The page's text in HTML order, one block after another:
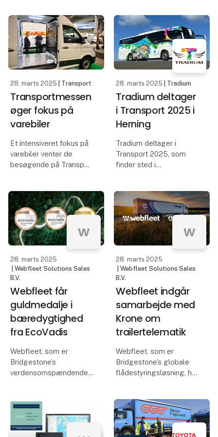
byder på en kombination
af god aerodynamik og
en effektiv
designed to simplify
complex logistics for
customers, logistics
planners, drivers, and rec
28. marts 2025 | Transport
Transportmessen
øger fokus på
varebiler
Et intensiveret fokus på
varebiler venter de
besøgende på Transport
Årets Varebil.
Skandinaviens førende
transportmesse finder
sted i MCH Messecenter
Herning 3.-
28. marts 2025 | Tradium
Tradium deltager
i Transport 2025 i
Herning
Tradium deltager i
Transport 2025, som
finder sted i
stand J7330 i hal J3 vil
du finde en bred vifte af
Tradiums kursusudbud.
Du kan også opleve
vores f
w
28. marts 2025
| Webfleet Solutions Sales
B.V.
Webfleet får
guldmedalje i
bæredygtighed
fra EcoVadis
Webfleet, som er
Bridgestone’s
verdensomspændende
guldmedajlestatus hos
EcoVadis for 2024.
EcoVadis er en global
w
28. marts 2025
| Webfleet Solutions Sales
B.V.
Webfleet indgår
samarbejde med
Krone om
trailertelematik
Webfleet, som er
Bridgestone’s globale
flådestyringsløsning, har
skandinaviske
trailerproducent Krone
om at tilbyde en